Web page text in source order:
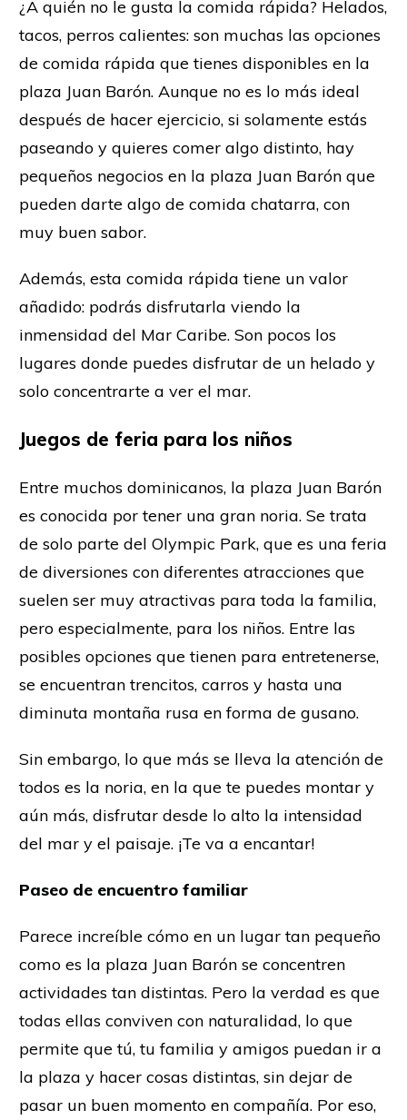
¿A quién no le gusta la comida rápida? Helados,
tacos, perros calientes: son muchas las opciones
de comida rápida que tienes disponibles en la
plaza Juan Barón. Aunque no es lo más ideal
después de hacer ejercicio, si solamente estás
paseando y quieres comer algo distinto, hay
pequeños negocios en la plaza Juan Barón que
pueden darte algo de comida chatarra, con
muy buen sabor.
Además, esta comida rápida tiene un valor
añadido: podrás disfrutarla viendo la
inmensidad del Mar Caribe. Son pocos los
lugares donde puedes disfrutar de un helado y
solo concentrarte a ver el mar.
Juegos de feria para los niños
Entre muchos dominicanos, la plaza Juan Barón
es conocida por tener una gran noria. Se trata
de solo parte del Olympic Park, que es una feria
de diversiones con diferentes atracciones que
suelen ser muy atractivas para toda la familia,
pero especialmente, para los niños. Entre las
posibles opciones que tienen para entretenerse,
se encuentran trencitos, carros y hasta una
diminuta montaña rusa en forma de gusano.
Sin embargo, lo que más se lleva la atención de
todos es la noria, en la que te puedes montar y
aún más, disfrutar desde lo alto la intensidad
del mar y el paisaje. ¡Te va a encantar!
Paseo de encuentro familiar
Parece increíble cómo en un lugar tan pequeño
como es la plaza Juan Barón se concentren
actividades tan distintas. Pero la verdad es que
todas ellas conviven con naturalidad, lo que
permite que tú, tu familia y amigos puedan ir a
la plaza y hacer cosas distintas, sin dejar de
pasar un buen momento en compañía. Por eso,